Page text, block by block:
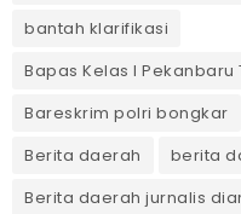
bantah klarifikasi
Bapas Kelas I Pekanbaru
Bareskrim polri bongkar
Berita daerah
berita
Berita daerah jurnalis